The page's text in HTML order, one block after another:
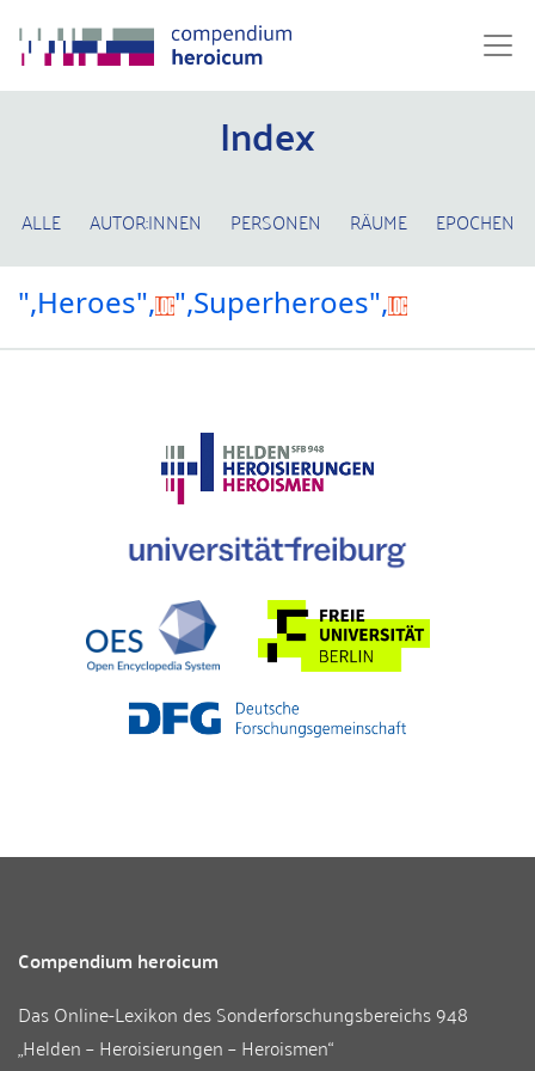
Index
ALLE AUTOR:INNEN PERSONEN RÄUME EPOCHEN
",Heroes", ",Superheroes",
Compendium heroicum
Das Online-Lexikon desSonderforschungsbereichs 948
„Helden – Heroisierungen – Heroismen“